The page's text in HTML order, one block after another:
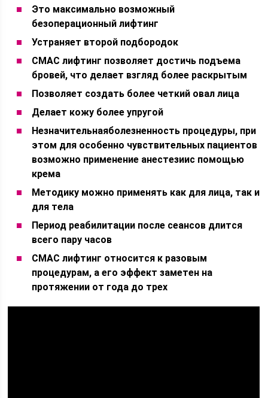
Это максимально возможный
безоперационный лифтинг
Устраняет второй подбородок
СМАС лифтинг позволяет достичь подъема
бровей, что делает взгляд более раскрытым
Позволяет создать более четкий овал лица
Делает кожу более упругой
Незначительнаяболезненность процедуры, при
этом для особенно чувствительных пациентов
возможно применение анестезиис помощью
крема
Методику можно применять как для лица, так и
для тела
Период реабилитации после сеансов длится
всего пару часов
СМАС лифтинг относится к разовым
процедурам, а его эффект заметен на
протяжении от года до трех